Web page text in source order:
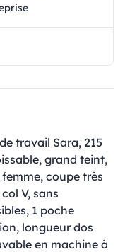
travail Sara, 215
grand teint,
coupe très
V, sans
1 poche
longueur dos
en machine à